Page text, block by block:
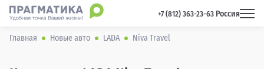
+7 (812) 363-23-63 Россия
Главная Новые авто LADA Niva Travel